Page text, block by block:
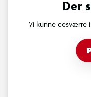
Der
Vi kunne desværre